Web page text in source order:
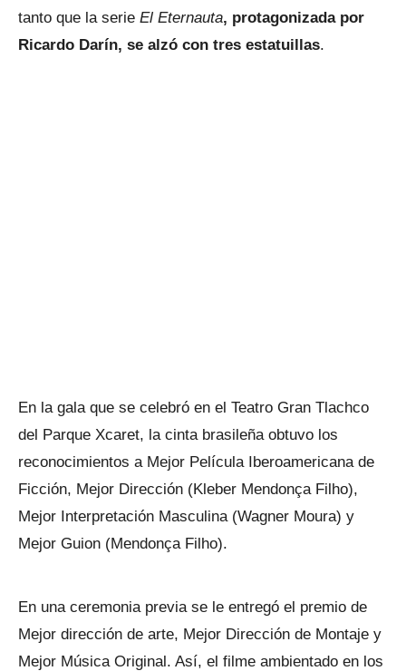
tanto que la serie El Eternauta, protagonizada por
Ricardo Darín, se alzó con tres estatuillas.
En la gala que se celebró en el Teatro Gran Tlachco
del Parque Xcaret, la cinta brasileña obtuvo los
reconocimientos a Mejor Película Iberoamericana de
Ficción, Mejor Dirección (Kleber Mendonça Filho),
Mejor Interpretación Masculina (Wagner Moura) y
Mejor Guion (Mendonça Filho).
En una ceremonia previa se le entregó el premio de
Mejor dirección de arte, Mejor Dirección de Montaje y
Mejor Música Original. Así, el filme ambientado en los